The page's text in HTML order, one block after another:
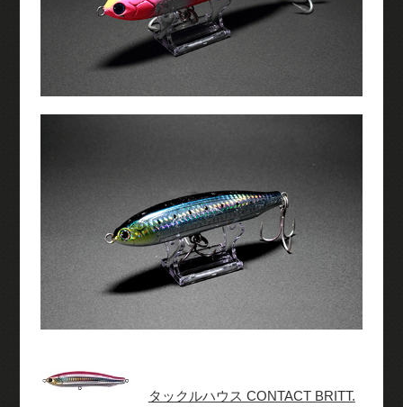
タックルハウス CONTACT BRITT.